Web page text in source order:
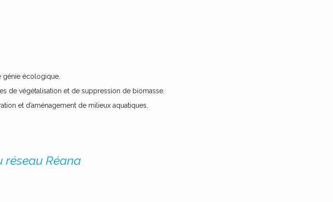
génie écologique.
de végétalisation et de suppression de biomasse.
et d’aménagement de milieux aquatiques.
réseau Réana